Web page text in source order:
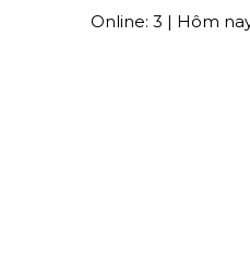
Online: 3 | Hôm